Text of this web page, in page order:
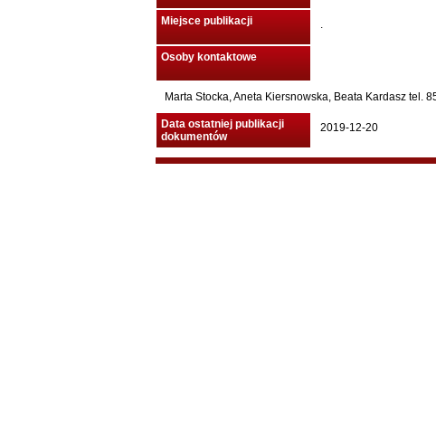
Miejsce publikacji .
Osoby kontaktowe
Marta Stocka, Aneta Kiersnowska, Beata Kardasz tel.
Data ostatniej publikacji
dokumentów
2019-12-20